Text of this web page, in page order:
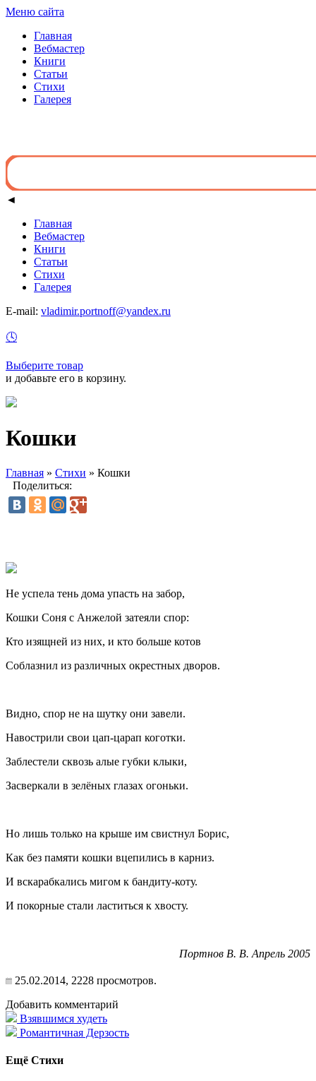
Меню сайта
Главная
Вебмастер
Книги
Статьи
Стихи
Галерея
◄
Главная
Вебмастер
Книги
Статьи
Стихи
Галерея
E-mail: vladimir.portnoff@yandex.ru
🕓
Выберите товар
и добавьте его в корзину.
Кошки
Главная » Стихи » Кошки
Поделиться:
Не успела тень дома упасть на забор,
Кошки Соня с Анжелой затеяли спор:
Кто изящней из них, и кто больше котов
Соблазнил из различных окрестных дворов.
Видно, спор не на шутку они завели.
Навострили свои цап-царап коготки.
Заблестели сквозь алые губки клыки,
Засверкали в зелёных глазах огоньки.
Но лишь только на крыше им свистнул Борис,
Как без памяти кошки вцепились в карниз.
И вскарабкались мигом к бандиту-коту.
И покорные стали ластиться к хвосту.
Портнов В. В. Апрель 2005
25.02.2014, 2228 просмотров.
Добавить комментарий
Взявшимся худеть
Романтичная Дерзость
Ещё Стихи